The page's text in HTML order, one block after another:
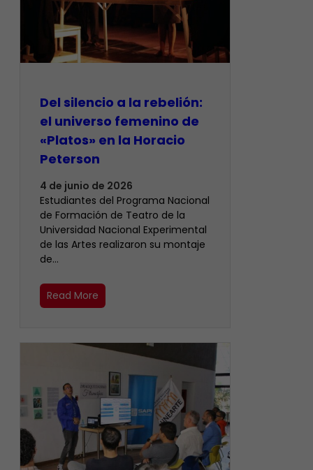
Del silencio a la rebelión:
el universo femenino de
«Platos» en la Horacio
Peterson
4 de junio de 2026
Estudiantes del Programa Nacional
de Formación de Teatro de la
Universidad Nacional Experimental
de las Artes realizaron su montaje
de…
Read More